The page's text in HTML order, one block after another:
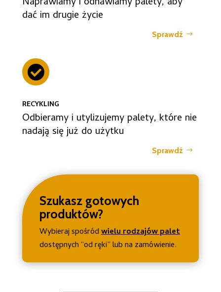
dać im drugie życie
Sprawdź

RECYKLING
Odbieramy i utylizujemy palety, które nie
nadają się już do użytku
Sprawdź
Szukasz gotowych
produktów?
Wybieraj spośródwielu rodzajów palet
dostępnych “od ręki” lub na zamówienie.